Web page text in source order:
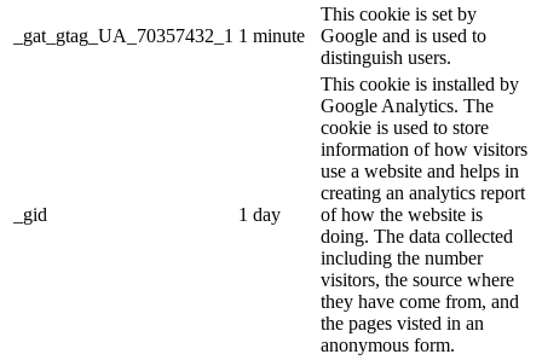
_gat_gtag_UA_70357432_1 1 minute
This cookie is set by
Google and is used to
distinguish users.
_gid 1 day
This cookie is installed by
Google Analytics. The
cookie is used to store
information of how visitors
use a website and helps in
creating an analytics report
of how the website is
doing. The data collected
including the number
visitors, the source where
they have come from, and
the pages visted in an
anonymous form.